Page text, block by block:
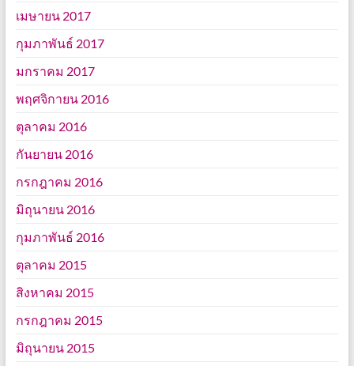
เมษายน 2017
กุมภาพันธ์ 2017
มกราคม 2017
พฤศจิกายน 2016
ตุลาคม 2016
กันยายน 2016
กรกฎาคม 2016
มิถุนายน 2016
กุมภาพันธ์ 2016
ตุลาคม 2015
สิงหาคม 2015
กรกฎาคม 2015
มิถุนายน 2015